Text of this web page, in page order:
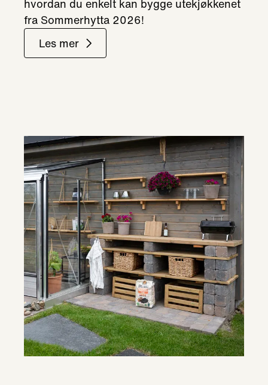
hvordan du enkelt kan bygge utekjøkkenet
fra Sommerhytta 2026!
Les mer